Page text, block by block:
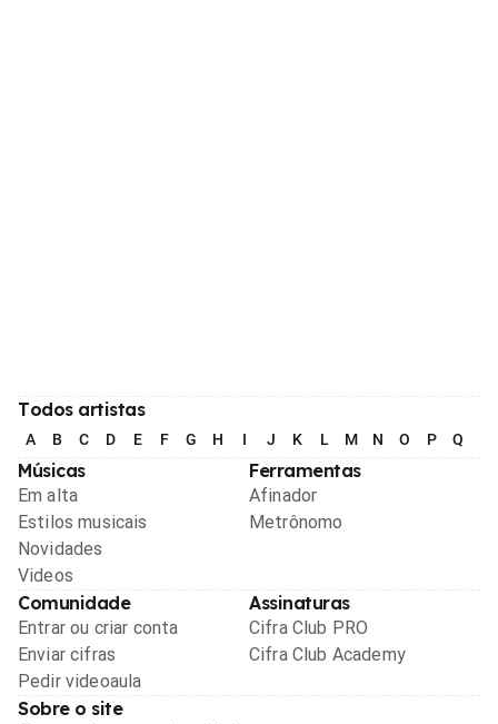
Todos artistas
A B C D E F G H I J K L M N O P Q
Músicas
Em alta
Estilos musicais
Novidades
Videos
Ferramentas
Afinador
Metrônomo
Comunidade
Entrar ou criar conta
Enviar cifras
Pedir videoaula
Assinaturas
Cifra Club PRO
Cifra Club Academy
Sobre o site